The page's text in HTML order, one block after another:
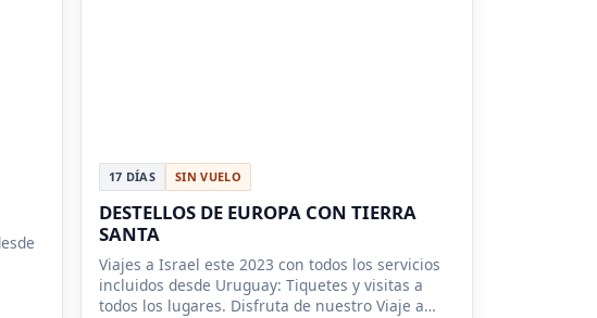
17 DÍAS SIN VUELO
DESTELLOS DE EUROPA CON TIERRA
SANTA
Viajes a Israel este 2023 con todos los servicios
incluidos desde Uruguay: Tiquetes y visitas a
todos los lugares. Disfruta de nuestro Viaje a